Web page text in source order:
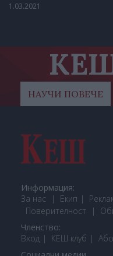
1.03.2021
НАУЧИ ПОВЕЧЕ
Информация:
За нас
Екип
Поверителност
Членство:
Вход
КЕШ клуб Або